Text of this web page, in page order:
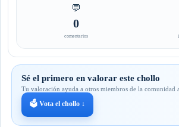
💬
0
comentarios
Sé el primero en valorar este chollo
Tu valoración ayuda a otros miembros de la comunidad
🗳️ Vota el chollo ↓